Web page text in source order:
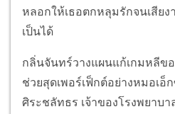
หลอกให้เธอตกหลุมรักจนเสีย
เป็นได้
กลิ่นจันทร์วางแผนแก้เกมหลีข
ช่วยสุดเพอร์เฟ็กต์อย่างหมอเ
ศิระชลัทธร เจ้าของโรงพยาบ